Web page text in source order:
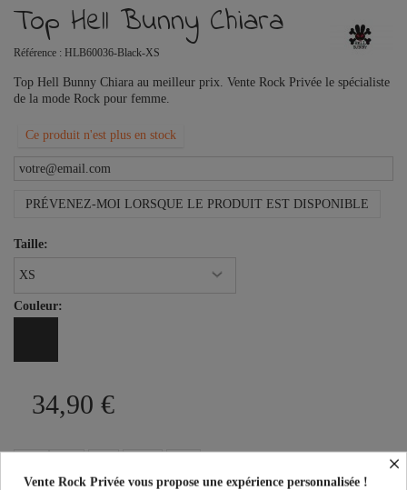
Top Hell Bunny Chiara
Référence : HLB60036-Black-XS
Top Hell Bunny Chiara au meilleur prix. Vente Rock Privée le spécialiste
de la mode Rock pour femme.
Ce produit n'est plus en stock
PRÉVENEZ-MOI LORSQUE LE PRODUIT EST DISPONIBLE
Taille:
Couleur:
34,90 €
×
Vente Rock Privée vous propose une expérience personnalisée !